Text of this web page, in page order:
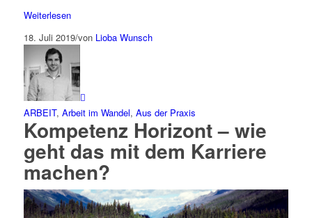
Weiterlesen
18. Juli 2019/von Lioba Wunsch
ARBEIT, Arbeit im Wandel, Aus der Praxis
Kompetenz Horizont – wie
geht das mit dem Karriere
machen?